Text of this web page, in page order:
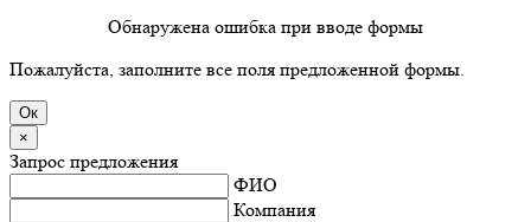
Обнаружена ошибка при вводе формы
Пожалуйста, заполните все поля предложенной формы.
×
Запрос предложения
ФИО
Компания